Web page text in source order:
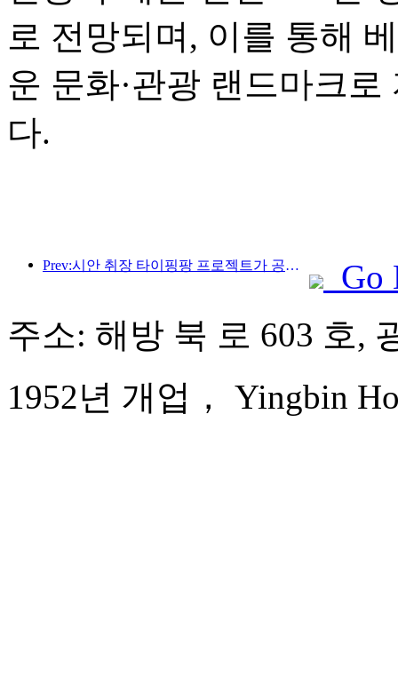
로 전망되며, 이를 통해
운 문화·관광 랜드마크
다.
Prev:시안 취장 타이핑팡 프로젝트가 공식적으로 착공했으며, 총 건축 면적은 13만 7천 제곱미터입니다.
Go
주소: 해방 북 로 603 호,
1952년 개업， Yingbin